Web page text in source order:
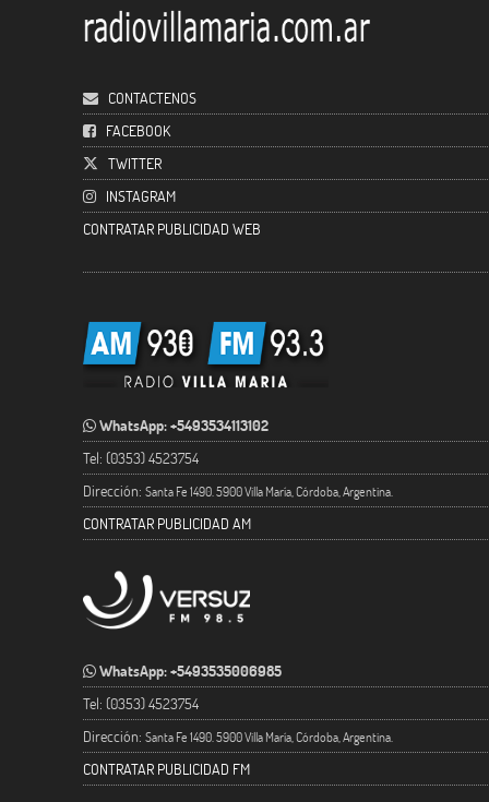
CONTACTENOS
FACEBOOK
TWITTER
INSTAGRAM
CONTRATAR PUBLICIDAD WEB
WhatsApp: +5493534113102
Tel: (0353) 4523754
Dirección: Santa Fe 1490. 5900 Villa María, Córdoba, Argentina.
CONTRATAR PUBLICIDAD AM
WhatsApp: +5493535006985
Tel: (0353) 4523754
Dirección: Santa Fe 1490. 5900 Villa María, Córdoba, Argentina.
CONTRATAR PUBLICIDAD FM